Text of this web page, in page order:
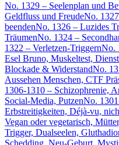
No. 1329 – Seelenplan und
Geldfluss und FreudeNo.
beendenNo. 1326 – Luzides
TräumenNo. 1324 –
1322 – Verletzen-TriggernNo.
Esel Bruno, Muskeltest,
Blockade & WiderstandNo.
Aussehen Menschen, CTF
1306-1310 – Schizophrenie,
Social-Media, PutzenNo.
Erbstreitigkeiten, Déjà-vu,
Vegan oder vegetarisch,
Trigger, Dualseelen,
Schedding, Neu-Geburt,